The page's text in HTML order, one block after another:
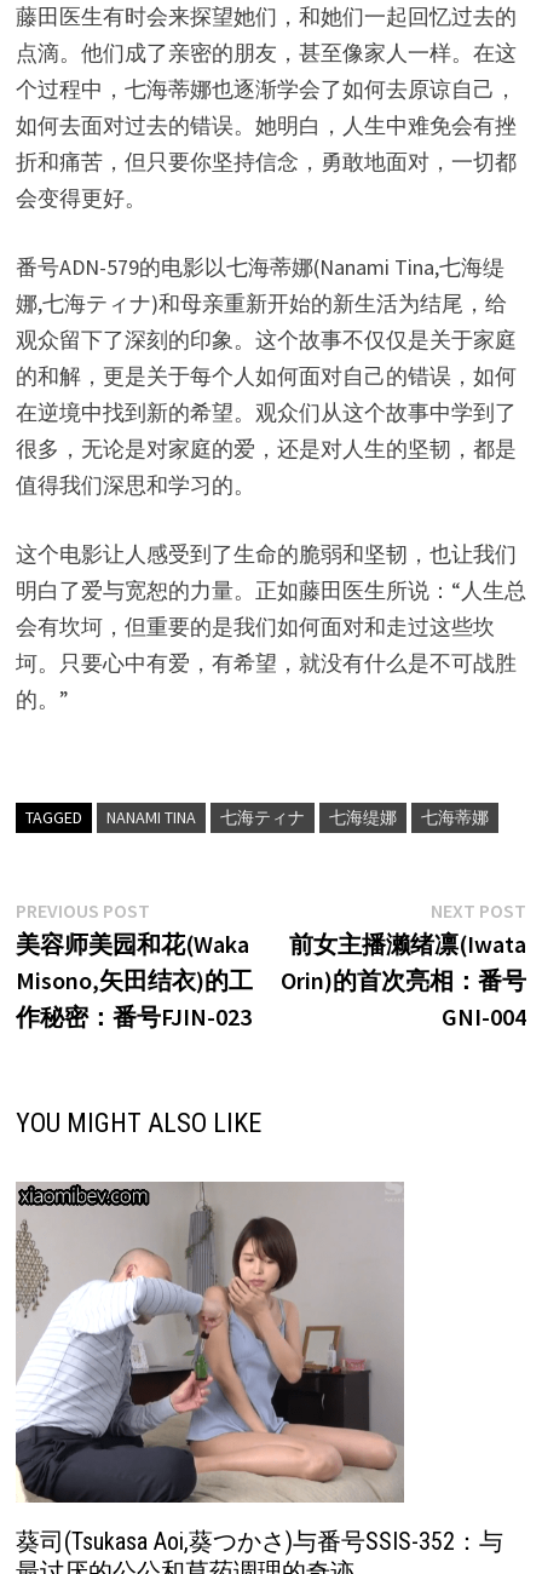
藤田医生有时会来探望她们，和她们一起回忆过去的
点滴。他们成了亲密的朋友，甚至像家人一样。在这
个过程中，七海蒂娜也逐渐学会了如何去原谅自己，
如何去面对过去的错误。她明白，人生中难免会有挫
折和痛苦，但只要你坚持信念，勇敢地面对，一切都
会变得更好。
番号ADN-579的电影以七海蒂娜(Nanami Tina,七海缇
娜,七海ティナ)和母亲重新开始的新生活为结尾，给
观众留下了深刻的印象。这个故事不仅仅是关于家庭
的和解，更是关于每个人如何面对自己的错误，如何
在逆境中找到新的希望。观众们从这个故事中学到了
很多，无论是对家庭的爱，还是对人生的坚韧，都是
值得我们深思和学习的。
这个电影让人感受到了生命的脆弱和坚韧，也让我们
明白了爱与宽恕的力量。正如藤田医生所说：“人生总
会有坎坷，但重要的是我们如何面对和走过这些坎
坷。只要心中有爱，有希望，就没有什么是不可战胜
的。”
TAGGED NANAMI TINA 七海ティナ 七海缇娜 七海蒂娜
文
章
导
PREVIOUS POSTPrevious
post:
美容师美园和花(Waka
Misono,矢田结衣)的工
作秘密：番号FJIN-023
NEXT POST
前女主播濑绪凛(Iwata
Orin)的首次亮相：番号
GNI-004
YOU MIGHT ALSO LIKE
葵司(Tsukasa Aoi,葵つかさ)与番号SSIS-352：与